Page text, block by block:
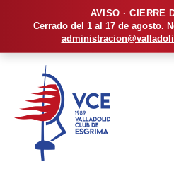
AVISO · CIERRE
Cerrado del 1 al 17 de agosto.
contenido